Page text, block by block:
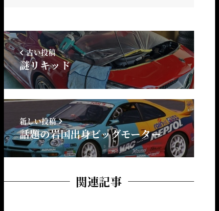
古い投稿
謎リキッド
新しい投稿
話題の岩国出身ビッグモーター
関連記事